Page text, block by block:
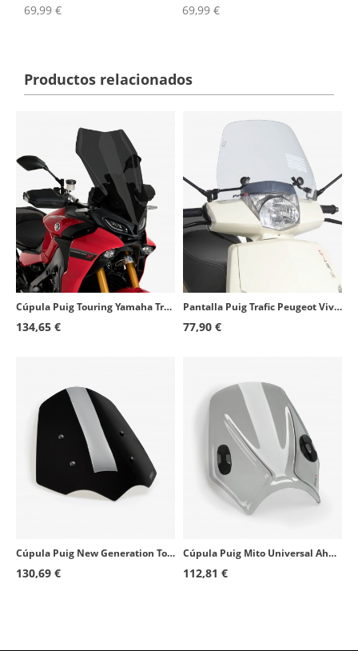
69,99 € 69,99 €
Productos relacionados
Cúpula Puig Touring Yamaha Tracer 9/9 GT/9 GT Plus (21-24), Tracer 900/900 GT (18-20) Ahumado oscuro 3762F
134,65 €
Pantalla Puig Trafic Peugeot Vivacity 3 125 4T AC E3 (11-17), 50 2T/4T E2 (08-17) Transparente 5628W
77,90 €
Cúpula Puig New Generation Touring Triumph Rocket 3R (20-24), Rocket III Storm GT/R (20-25) Negro 20283N
130,69 €
Cúpula Puig Mito Universal Ahumado 20702H
112,81 €